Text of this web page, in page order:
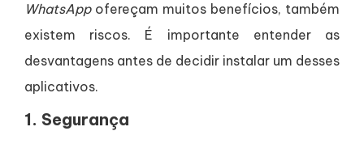
WhatsAppofereçam muitos benefícios, também
existem riscos. É importante entender as
desvantagens antes de decidir instalar um desses
aplicativos.
1. Segurança